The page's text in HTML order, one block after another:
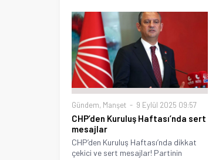
Gündem, Manşet 9 Eylül 2025 09:57
CHP’den Kuruluş Haftası’nda sert
mesajlar
CHP’den Kuruluş Haftası’nda dikkat
çekici ve sert mesajlar! Partinin